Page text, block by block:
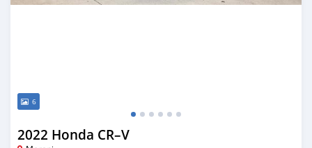
6
2022 Honda CR–V